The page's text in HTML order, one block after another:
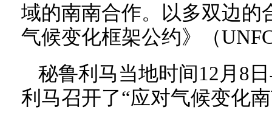
域的南南合作。以多双边的
气候变化框架公约》（
秘鲁利马当地时间12月8
利马召开了“应对气候变化